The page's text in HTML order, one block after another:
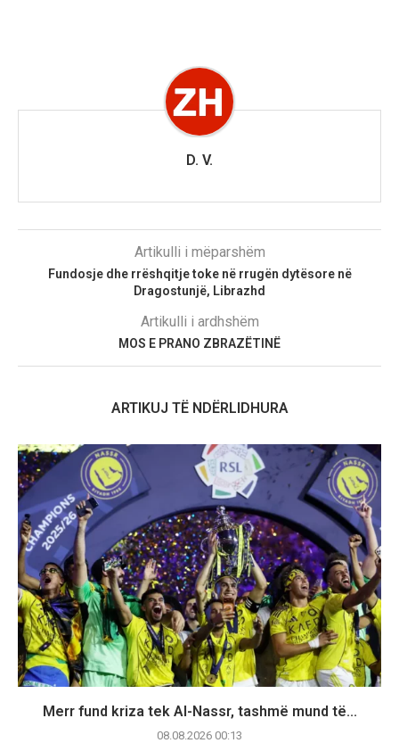
D. V.
Artikulli i mëparshëm
Fundosje dhe rrëshqitje toke në rrugën dytësore në
Dragostunjë, Librazhd
Artikulli i ardhshëm
MOS E PRANO ZBRAZËTINË
ARTIKUJ TË NDËRLIDHURA
Merr fund kriza tek Al-Nassr, tashmë mund të...
08.08.2026 00:13